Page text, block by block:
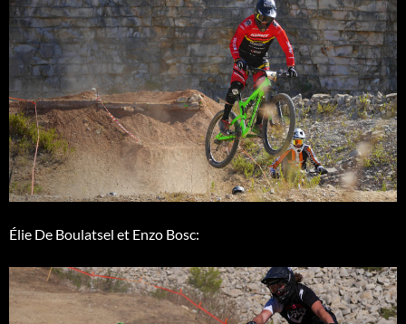
Élie De Boulatsel et Enzo Bosc: